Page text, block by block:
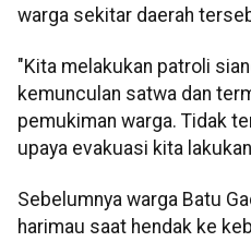
warga sekitar daerah
"Kita melakukan patroli
kemunculan satwa dan
pemukiman warga. Tidak
upaya evakuasi kita
Sebelumnya warga Batu
harimau saat hendak ke